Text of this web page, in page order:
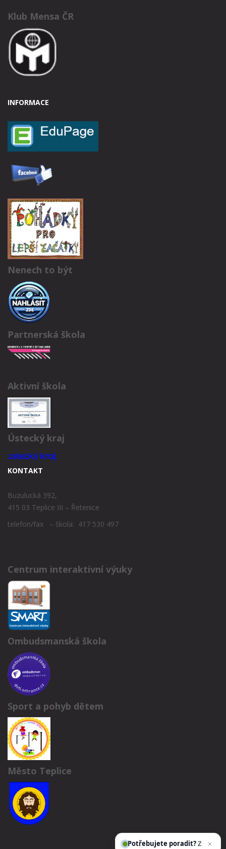
Klub Mensa ČR
INFORMACE
Nenech to být
Partnerská škola
Aktivní škola
Ústecký kraj
KONTAKT
Buzulucká 392,
415 03 Teplice III – Řetenice
telefon/fax – škola: 417 530 497
Centrum interaktivní výuky
Ombudsmanská škola
Sport a pohyb dětem
Město Teplice
Potřebujete poradit?Zeptejte s